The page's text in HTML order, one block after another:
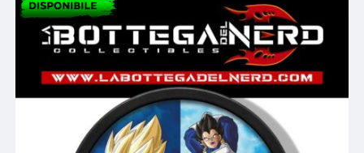
15,90€.14,90€.